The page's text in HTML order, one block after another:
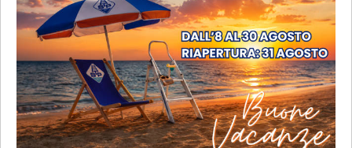
Scala doppia pikasso salita a gradino piano
Scala doppia pikasso salita a gradino piano